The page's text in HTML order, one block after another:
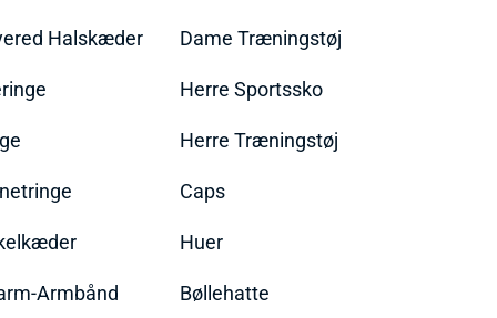
Halskæder
Armbånd
Dame Træningstøj
Herre Sportssko
Herre Træningstøj
Caps
Huer
Bøllehatte